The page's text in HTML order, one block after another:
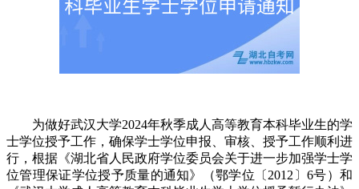
为做好武汉大学2024年秋季成人高等教育本科毕业生的学
士学位授予工作，确保学士学位申报、审核、授予工作顺利进
行，根据《湖北省人民政府学位委员会关于进一步加强学士学
位管理保证学位授予质量的通知》（鄂学位〔2012〕6号）和